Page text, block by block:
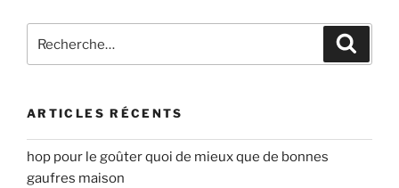
pour
ARTICLES RÉCENTS
hop pour le goûter quoi de mieux que de bonnes
gaufres maison